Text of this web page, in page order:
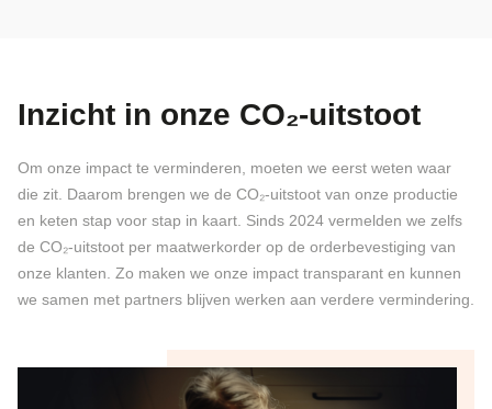
Inzicht in onze CO₂-uitstoot
Om onze impact te verminderen, moeten we eerst weten waar
die zit. Daarom brengen we de CO₂-uitstoot van onze productie
en keten stap voor stap in kaart. Sinds 2024 vermelden we zelfs
de CO₂-uitstoot per maatwerkorder op de orderbevestiging van
onze klanten. Zo maken we onze impact transparant en kunnen
we samen met partners blijven werken aan verdere vermindering.